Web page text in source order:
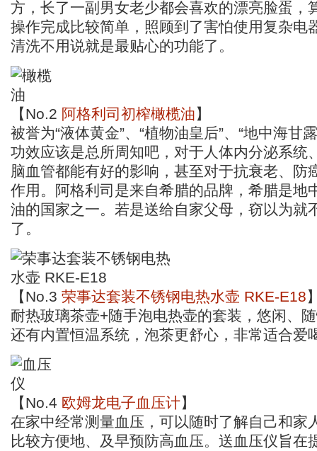
方，长了一副男女老少都会喜欢的漂亮脸蛋，
操作完成比较简单，照顾到了害怕使用复杂电
清洗不用说就是最贴心的功能了。
【No.2 阿格利司初榨橄榄油】
被誉为“液体黄金”、“植物油皇后”、“地中海甘
功效应该是总所周知吧，对于人体内分泌系统
脑血管都能有好的影响，甚至对于抗衰老、防
作用。阿格利司是来自希腊的品牌，希腊是地
油的国家之一。若是送给自家父母，窃以为就
了。
【No.3 荣事达套装不锈钢电热水壶 RKE-E18
耐热玻璃茶壶+随手泡电热壶的套装，悠闲、
还有内置恒温系统，泡茶更舒心，非常适合爱
【No.4 欧姆龙电子血压计】
在家中经常测量血压，可以随时了解自己和家
比较方便地、及早预防高血压。送血压仪旨在